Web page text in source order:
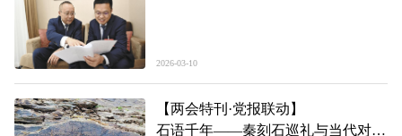
2026-03-10
【两会特刊·党报联动】
石语千年——秦刻石巡礼与当代对话